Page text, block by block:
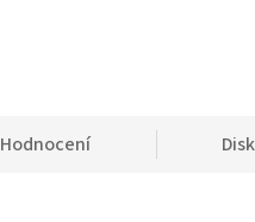
Hodnocení